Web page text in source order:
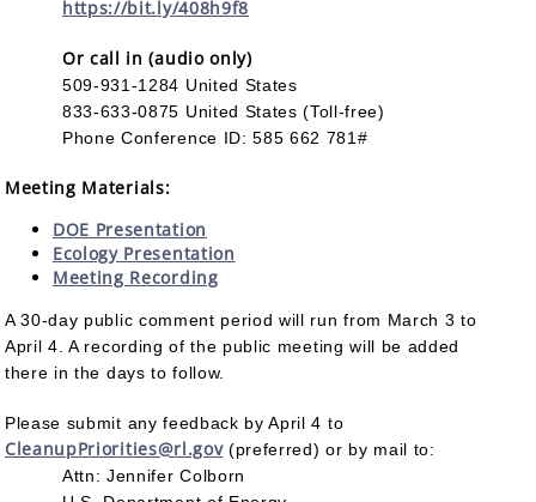
https://bit.ly/408h9f8
Or call in (audio only)
509-931-1284 United States
833-633-0875 United States (Toll-free)
Phone Conference ID: 585 662 781#
Meeting Materials:
DOE Presentation
Ecology Presentation
Meeting Recording
A 30-day public comment period will run from March 3 to
April 4. A recording of the public meeting will be added
there in the days to follow.
Please submit any feedback by April 4 to
CleanupPriorities@rl.gov(preferred) or by mail to:
Attn: Jennifer Colborn